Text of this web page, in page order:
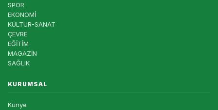
SPOR
EKONOMİ
KÜLTÜR-SANAT
ÇEVRE
EĞİTİM
MAGAZİN
SAĞLIK
KURUMSAL
Künye